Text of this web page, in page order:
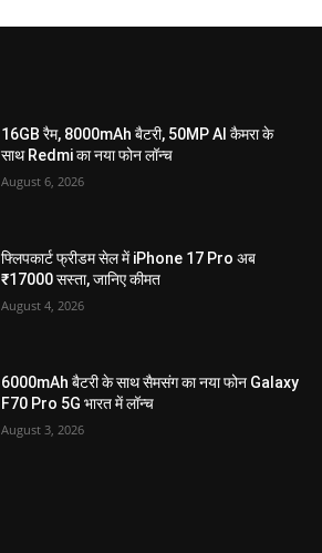
16GB रैम, 8000mAh बैटरी, 50MP AI कैमरा के
साथ Redmi का नया फोन लॉन्च
August 6, 2026
फ्लिपकार्ट फ्रीडम सेल में iPhone 17 Pro अब
₹17000 सस्ता, जानिए कीमत
August 4, 2026
6000mAh बैटरी के साथ सैमसंग का नया फोन Galaxy
F70 Pro 5G भारत में लॉन्च
August 3, 2026